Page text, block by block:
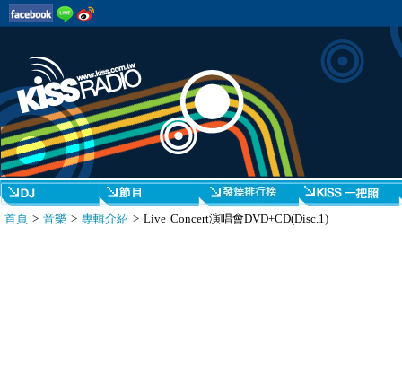
首頁 > 音樂 > 專輯介紹 > Live Concert演唱會DVD+CD(Disc.1)